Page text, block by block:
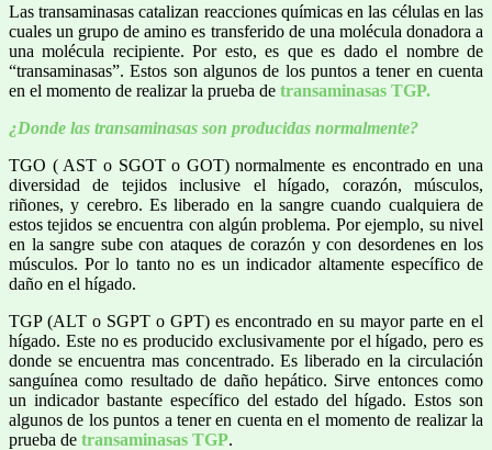
Las transaminasas catalizan reacciones químicas en las células en las
cuales un grupo de amino es transferido de una molécula donadora a
una molécula recipiente. Por esto, es que es dado el nombre de
“transaminasas”. Estos son algunos de los puntos a tener en cuenta
en el momento de realizar la prueba de transaminasas TGP.
¿Donde las transaminasas son producidas normalmente?
TGO ( AST o SGOT o GOT) normalmente es encontrado en una
diversidad de tejidos inclusive el hígado, corazón, músculos,
riñones, y cerebro. Es liberado en la sangre cuando cualquiera de
estos tejidos se encuentra con algún problema. Por ejemplo, su nivel
en la sangre sube con ataques de corazón y con desordenes en los
músculos. Por lo tanto no es un indicador altamente específico de
daño en el hígado.
TGP (ALT o SGPT o GPT) es encontrado en su mayor parte en el
hígado. Este no es producido exclusivamente por el hígado, pero es
donde se encuentra mas concentrado. Es liberado en la circulación
sanguínea como resultado de daño hepático. Sirve entonces como
un indicador bastante específico del estado del hígado. Estos son
algunos de los puntos a tener en cuenta en el momento de realizar la
prueba de transaminasas TGP.